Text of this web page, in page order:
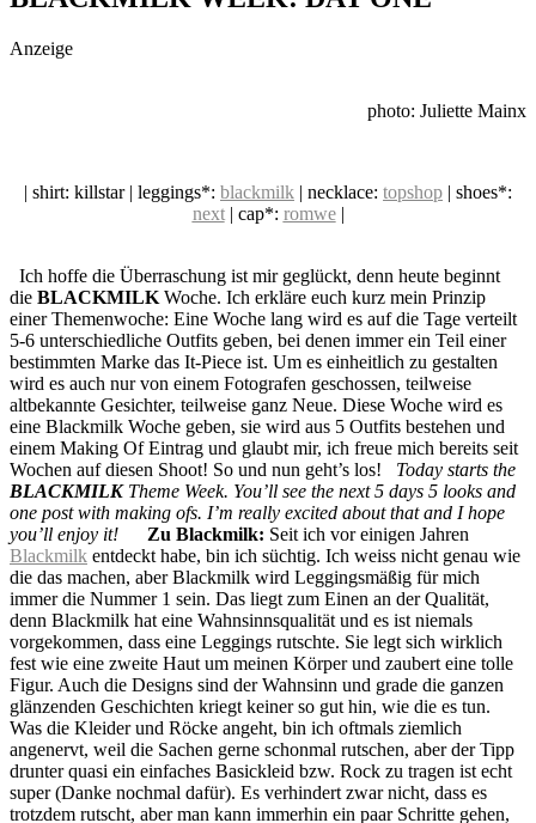
social topics
Anzeige
photo: Juliette Mainx
| shirt: killstar | leggings*: blackmilk | necklace: topshop | shoes*:
next| cap*: romwe|
Ich hoffe die Überraschung ist mir geglückt, denn heute beginnt
die BLACKMILK Woche. Ich erkläre euch kurz mein Prinzip
einer Themenwoche: Eine Woche lang wird es auf die Tage verteilt
5-6 unterschiedliche Outfits geben, bei denen immer ein Teil einer
bestimmten Marke das It-Piece ist. Um es einheitlich zu gestalten
wird es auch nur von einem Fotografen geschossen, teilweise
altbekannte Gesichter, teilweise ganz Neue. Diese Woche wird es
eine Blackmilk Woche geben, sie wird aus 5 Outfits bestehen und
einem Making Of Eintrag und glaubt mir, ich freue mich bereits seit
Wochen auf diesen Shoot! So und nun geht’s los! Today starts the
BLACKMILKTheme Week. You’ll see the next 5 days 5 looks and
one post with making ofs. I’m really excited about that and I hope
you’ll enjoy it!
Zu Blackmilk: Seit ich vor einigen Jahren
Blackmilk entdeckt habe, bin ich süchtig. Ich weiss nicht genau wie
die das machen, aber Blackmilk wird Leggingsmäßig für mich
immer die Nummer 1 sein. Das liegt zum Einen an der Qualität,
denn Blackmilk hat eine Wahnsinnsqualität und es ist niemals
vorgekommen, dass eine Leggings rutschte. Sie legt sich wirklich
fest wie eine zweite Haut um meinen Körper und zaubert eine tolle
Figur. Auch die Designs sind der Wahnsinn und grade die ganzen
glänzenden Geschichten kriegt keiner so gut hin, wie die es tun.
Was die Kleider und Röcke angeht, bin ich oftmals ziemlich
angenervt, weil die Sachen gerne schonmal rutschen, aber der Tipp
drunter quasi ein einfaches Basickleid bzw. Rock zu tragen ist echt
super (Danke nochmal dafür). Es verhindert zwar nicht, dass es
trotzdem rutscht, aber man kann immerhin ein paar Schritte gehen,